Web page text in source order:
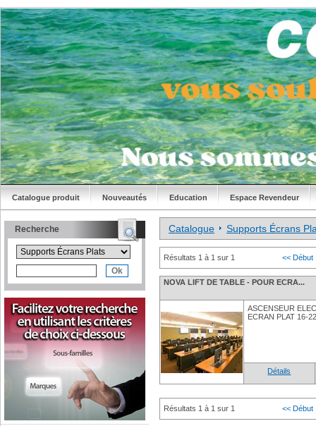
Catalogue produit Nouveautés Education Espace Revendeur
Recherche Catalogue Supports Écrans
Résultats 1 à 1 sur 1 << Début
NOVA LIFT DE TABLE - POUR ECRA...
ASCENSEUR
ECRAN PLAT 16-
Détails
Résultats 1 à 1 sur 1 << Début